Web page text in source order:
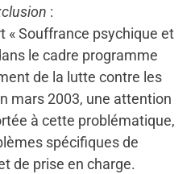
:
« Souffrance psychique et
le cadre programme
de la lutte contre les
mars 2003, une attention
à cette problématique,
spécifiques de
de prise en charge.